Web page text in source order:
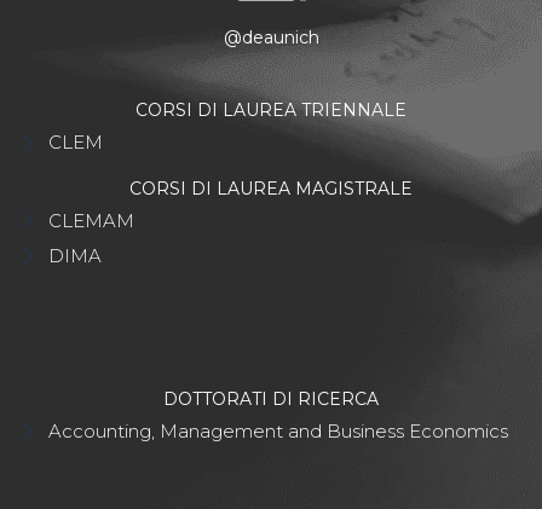
@deaunich
CORSI DI LAUREA TRIENNALE
CLEM
CORSI DI LAUREA MAGISTRALE
CLEMAM
DIMA
DOTTORATI DI RICERCA
Accounting, Management and Business Economics